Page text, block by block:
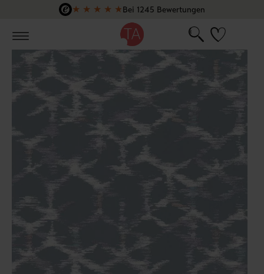
Zum Hauptinhalt springen
★ ★ ★ ★ ★Bei 1245 Bewertungen